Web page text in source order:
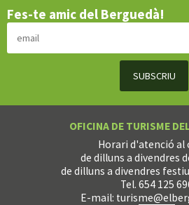
Fes-te amic del Berguedà!
OFICINA DE TURISME
Horari d'atenció al
de dilluns a divendres
de dilluns a divendres
Tel. 654 125
E-mail: